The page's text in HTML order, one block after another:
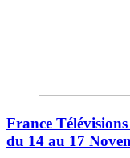
France
du 14 au 17